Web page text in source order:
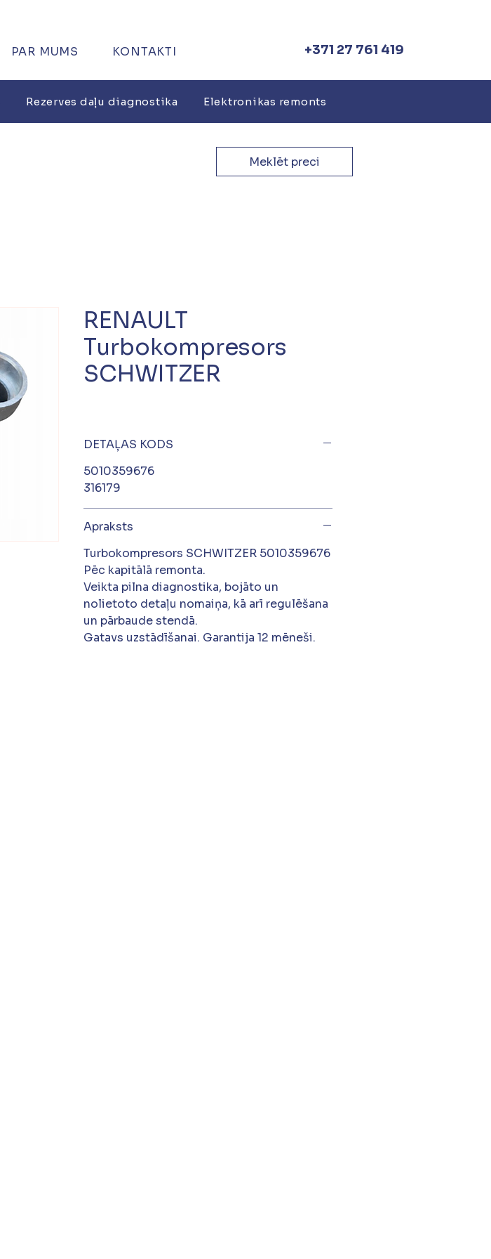
PAR MUMS KONTAKTI +371 27 761 419
Rezerves daļu diagnostika Elektronikas remonts
Meklēt preci
RENAULT
Turbokompresors
SCHWITZER
DETAĻAS KODS
5010359676
316179
Apraksts
Turbokompresors SCHWITZER 5010359676
Pēc kapitālā remonta.
Veikta pilna diagnostika, bojāto un
nolietoto detaļu nomaiņa, kā arī regulēšana
un pārbaude stendā.
Gatavs uzstādīšanai. Garantija 12 mēneši.